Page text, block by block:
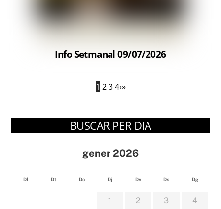
Info Setmanal 09/07/2026
1 2 3 4›»
BUSCAR PER DIA
gener 2026
Dl Dt Dc Dj Dv Ds Dg
1 2 3 4